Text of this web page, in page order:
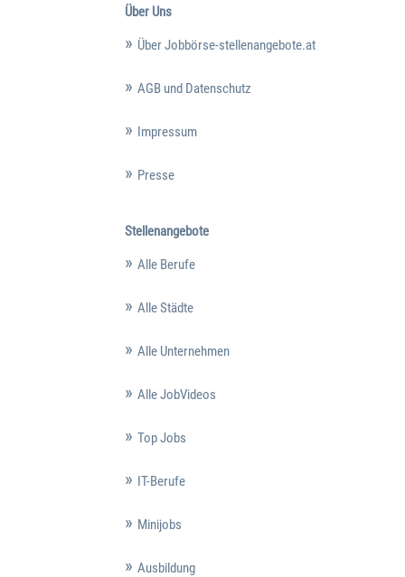
Über Uns
Über Jobbörse-stellenangebote.at
AGB und Datenschutz
Impressum
Presse
Stellenangebote
Alle Berufe
Alle Städte
Alle Unternehmen
Alle JobVideos
Top Jobs
IT-Berufe
Minijobs
Ausbildung